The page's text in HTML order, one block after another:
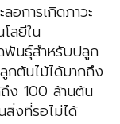
อการเกิดภาวะ
ลยีใน
พันธุ์สำหรับปลูก
กต้นไม้ได้มากถึง
ง 100 ล้านต้น
งที่รอไม่ได้